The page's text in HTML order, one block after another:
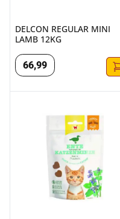
DELCON REGULAR MINI
LAMB 12KG
66,99